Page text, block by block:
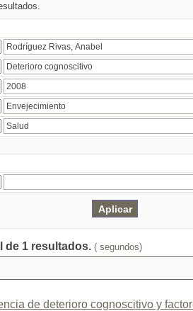
de 1 resultados. ( segundos)
de deterioro cognoscitivo y